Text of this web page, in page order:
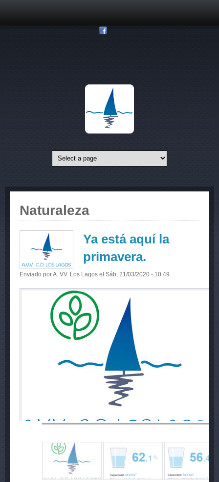
Naturaleza
Ya está aquí la
primavera.
Enviado porA. VV. Los Lagos el Sáb, 21/03/2020 - 10:49